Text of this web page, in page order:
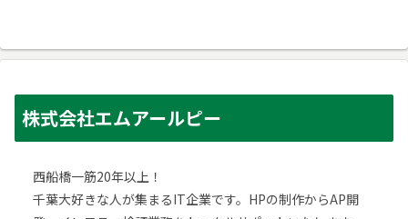
株式会社エムアールピー
西船橋一筋20年以上！
千葉大好きな人が集まるIT企業です。HPの制作からAP開